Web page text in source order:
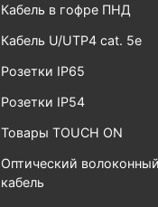
Кабель в гофре ПНД
Кабель U/UTP4 cat. 5e
Розетки IP65
Розетки IP54
Товары TOUCH ON
Оптический волоконный
кабель